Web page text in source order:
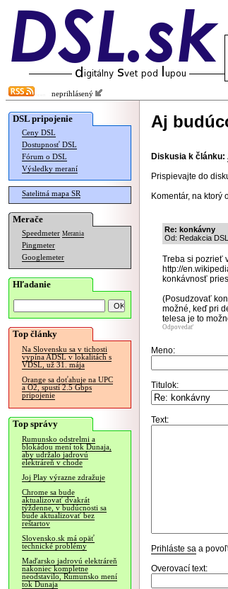
neprihlásený
DSL pripojenie
Ceny DSL
Dostupnosť DSL
Fórum o DSL
Výsledky meraní
Satelitná mapa SR
Merače
Speedmeter Merania
Pingmeter
Googlemeter
Hľadanie
Top články
Na Slovensku sa v tichosti
vypína ADSL v lokalitách s
VDSL, už 31. mája
Orange sa doťahuje na UPC
a O2, spustí 2.5 Gbps
pripojenie
Top správy
Rumunsko odstrelmi a
blokádou mení tok Dunaja,
aby udržalo jadrovú
elektráreň v chode
Joj Play výrazne zdražuje
Chrome sa bude
aktualizovať dvakrát
týždenne, v budúcnosti sa
bude aktualizovať bez
reštartov
Slovensko.sk má opäť
technické problémy
Maďarsko jadrovú elektráreň
nakoniec kompletne
neodstavilo, Rumunsko mení
tok Dunaja
Aj
Diskusia k článku:
Prispievajte do
Komentár, na ktorý
Re: konkávny
Od: Redakcia
Treba si pozrieť
http://
konkávnosť
(Posudzovať
možné, keď pri
telesa je to
Odpovedať
Meno:
Titulok:
Text:
Prihláste sa a
Overovací text: